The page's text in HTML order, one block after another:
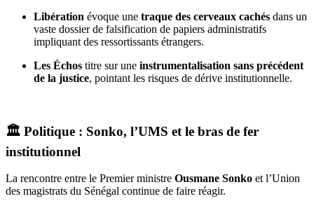
Libération évoque une traque des cerveaux cachés dans un
vaste dossier de falsification de papiers administratifs
impliquant des ressortissants étrangers.
Les Échos titre sur une instrumentalisation sans précédent
de la justice, pointant les risques de dérive institutionnelle.
🏛️ Politique : Sonko, l’UMS et le bras de fer
institutionnel
La rencontre entre le Premier ministre Ousmane Sonko et l’Union
des magistrats du Sénégal continue de faire réagir.